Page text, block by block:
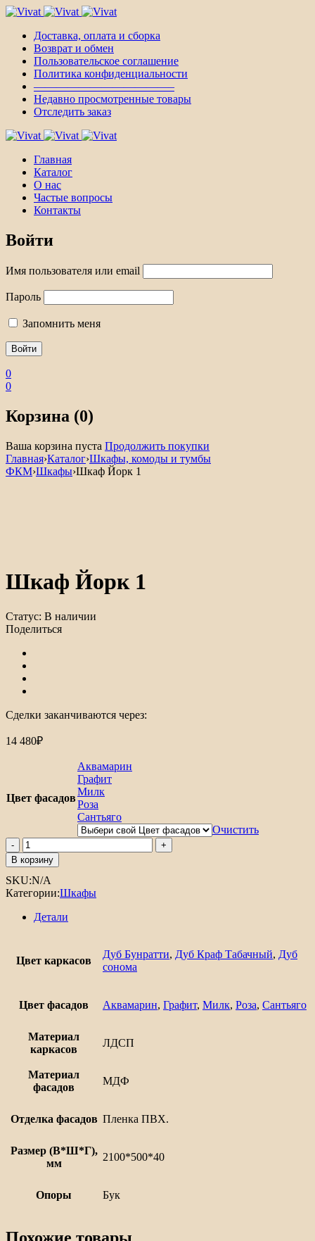
Доставка, оплата и сборка
Возврат и обмен
Пользовательское соглашение
Политика конфиденциальности
————————————–
Недавно просмотренные товары
Отследить заказ
Главная
Каталог
О нас
Частые вопросы
Контакты
Войти
Имя пользователя или email
Пароль
Запомнить меня
0
0
Корзина (0)
Ваша корзина пуста Продолжить покупки
Главная›Каталог›Шкафы, комоды и тумбы
ФКМ›Шкафы›Шкаф Йорк 1
Шкаф Йорк 1
Статус: В наличии
Поделиться
Сделки заканчиваются через:
14 480₽
Цвет фасадов
Аквамарин
Графит
Милк
Роза
Сантьяго
Очистить
Количество
товара
Шкаф
Йорк
1
В корзину
SKU:N/A
Категории:Шкафы
Детали
Цвет каркасов
Дуб Бунратти, Дуб Краф Табачный, Дуб
сонома
Цвет фасадов Аквамарин, Графит, Милк, Роза, Сантьяго
Материал
каркасов
ЛДСП
Материал
фасадов
МДФ
Отделка фасадов Пленка ПВХ.
Размер (В*Ш*Г),
мм
2100*500*40
Опоры Бук